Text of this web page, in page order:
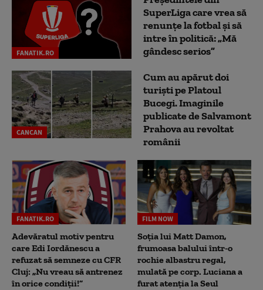
FANATIK.RO
SuperLiga care vrea să
renunțe la fotbal și să
intre în politică: „Mă
gândesc serios”
CANCAN
Cum au apărut doi
turiști pe Platoul
Bucegi. Imaginile
publicate de Salvamont
Prahova au revoltat
românii
FANATIK.RO
Adevăratul motiv pentru
care Edi Iordănescu a
refuzat să semneze cu CFR
Cluj: „Nu vreau să antrenez
în orice condiții!”
FILM NOW
Soția lui Matt Damon,
frumoasa balului într-o
rochie albastru regal,
mulată pe corp. Luciana a
furat atenția la Seul